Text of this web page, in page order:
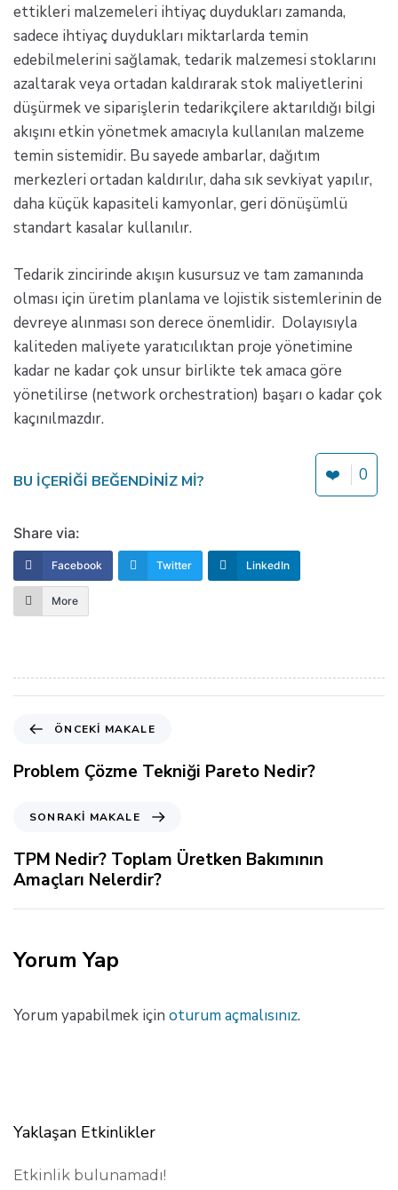
ettikleri malzemeleri ihtiyaç duydukları zamanda,
sadece ihtiyaç duydukları miktarlarda temin
edebilmelerini sağlamak, tedarik malzemesi stoklarını
azaltarak veya ortadan kaldırarak stok maliyetlerini
düşürmek ve siparişlerin tedarikçilere aktarıldığı bilgi
akışını etkin yönetmek amacıyla kullanılan malzeme
temin sistemidir. Bu sayede ambarlar, dağıtım
merkezleri ortadan kaldırılır, daha sık sevkiyat yapılır,
daha küçük kapasiteli kamyonlar, geri dönüşümlü
standart kasalar kullanılır.
Tedarik zincirinde akışın kusursuz ve tam zamanında
olması için üretim planlama ve lojistik sistemlerinin de
devreye alınması son derece önemlidir. Dolayısıyla
kaliteden maliyete yaratıcılıktan proje yönetimine
kadar ne kadar çok unsur birlikte tek amaca göre
yönetilirse (network orchestration) başarı o kadar çok
kaçınılmazdır.
BU IÇERIĞI BEĞENDINIZ MI? ❤️ 0
Share via:
Facebook Twitter LinkedIn
More
c
e
a
k
a
e
ÖNCEKI MAKALE
Problem Çözme Tekniği Pareto Nedir?
n
r
a
k
M
a
a
SONRAKI MAKALE
TPM Nedir? Toplam Üretken Bakımının
Amaçları Nelerdir?
Yorum Yap
Yorum yapabilmek için oturum açmalısınız.
Yaklaşan Etkinlikler
Etkinlik bulunamadı!